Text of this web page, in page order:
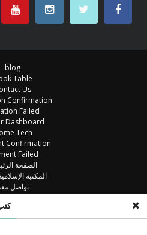
blog
Table
Us
Confirmation
Failed
Dashboard
Tech
Confirmation
Failed
الصفحة
المكتبة
تواصل
خزانة
مكتبة
© جميع الحقوق محفوظة